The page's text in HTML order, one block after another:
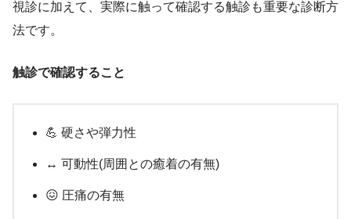
視診に加えて、実際に触って確認する触診も重要な診断方
法です。
触診で確認すること
💪 硬さや弾力性
↔️ 可動性(周囲との癒着の有無)
😖 圧痛の有無